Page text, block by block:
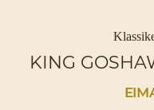
Inseln
|
Café
Sassnitz
KING